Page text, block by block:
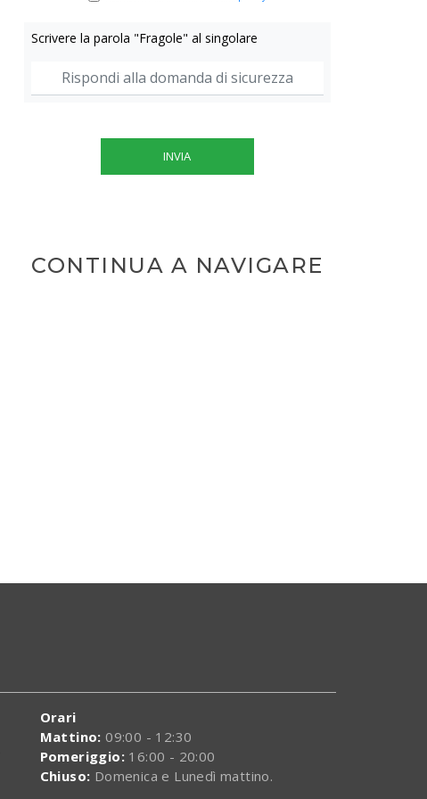
Scrivere la parola "Fragole" al singolare
INVIA
CONTINUA A NAVIGARE
Orari
Mattino: 09:00 - 12:30
Pomeriggio:16:00 - 20:00
Chiuso: Domenica e Lunedì mattino.